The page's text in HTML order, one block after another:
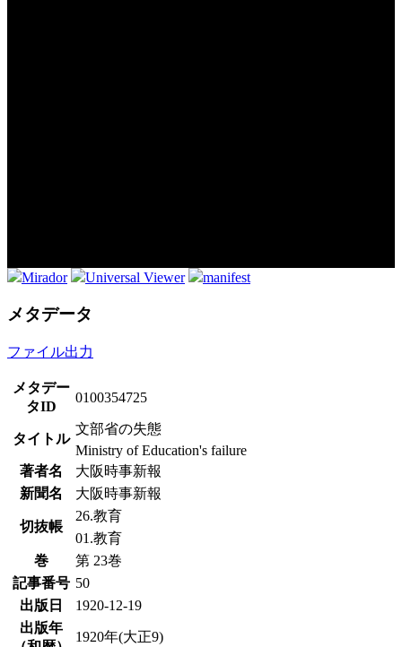
Mirador Universal Viewer manifest
メタデータ
ファイル出力
メタデー
タID
0100354725
タイトル
文部省の失態
Ministry of Education's failure
著者名
大阪時事新報
新聞名
大阪時事新報
切抜帳
26.教育
01.教育
巻
第 23巻
記事番号 50
出版日
1920-12-19
出版年
1920年(大正9)